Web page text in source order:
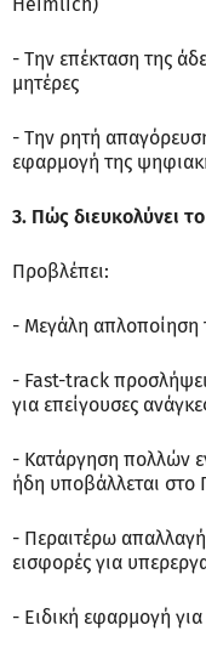
- Την επέκταση της
μητέρες
- Την ρητή
εφαρμογή της
3. Πώς διευκολύνει
Προβλέπει:
- Μεγάλη απλοποίηση
- Fast-track
για επείγουσες
- Κατάργηση πολλών
ήδη υποβάλλεται στο
- Περαιτέρω
εισφορές για
- Ειδική εφαρμογή